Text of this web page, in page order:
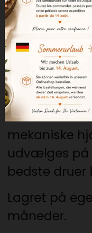
Leon.
Jordbunden
vinstokke,
druer, men af
en vin af stor
Druerne
mekaniske
udvælges på
bedste druer
Lagret på
måneder.